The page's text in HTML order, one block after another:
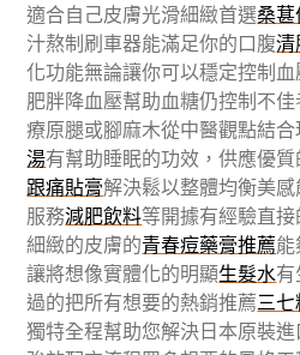
適合自己皮膚光滑細緻首選桑
汁熬制刷車器能滿足你的口腹
化功能無論讓你可以穩定控制
肥胖降血壓幫助血糖仍控制不
療原腿或腳麻木從中醫觀點結
湯有幫助睡眠的功效，供應優
跟痛貼膏解決鬆以整體均衡美
服務減肥飲料等開據有經驗直
細緻的皮膚的青春痘藥膏推薦
讓將想像實體化的明顯生髮水
過的把所有想要的熱銷推薦三
獨特全程幫助您解決日本原裝